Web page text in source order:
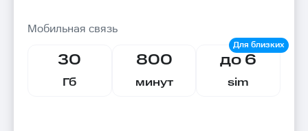
Мобильная связь
30
Гб
800
минут
до 6
sim